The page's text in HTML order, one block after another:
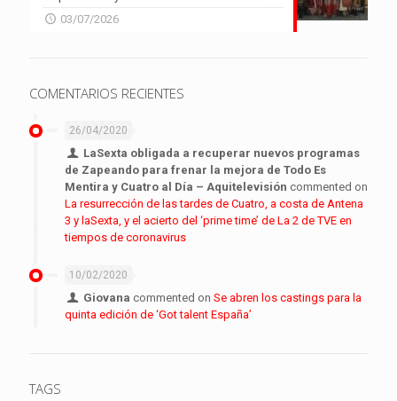
03/07/2026
COMENTARIOS RECIENTES
26/04/2020
LaSexta obligada a recuperar nuevos programas
de Zapeando para frenar la mejora de Todo Es
Mentira y Cuatro al Día – Aquitelevisión commented on
La resurrección de las tardes de Cuatro, a costa de Antena
3 y laSexta, y el acierto del ‘prime time’ de La 2 de TVE en
tiempos de coronavirus
10/02/2020
Giovana commented onSe abren los castings para la
quinta edición de ‘Got talent España’
TAGS